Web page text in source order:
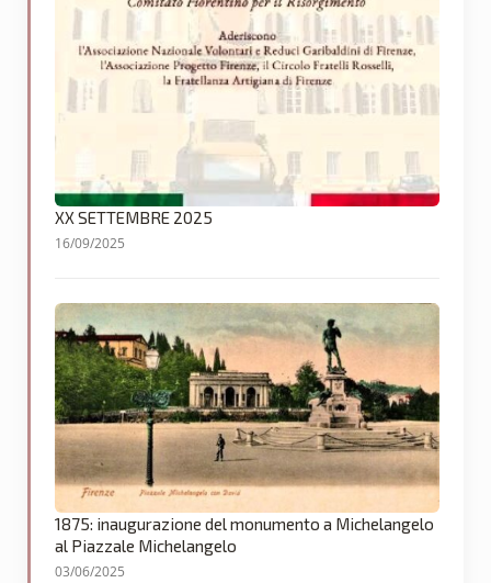
XX SETTEMBRE 2025
16/09/2025
1875: inaugurazione del monumento a Michelangelo
al Piazzale Michelangelo
03/06/2025